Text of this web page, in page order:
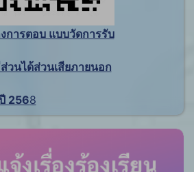
การตอบ แบบวัดการรับ
วนได้ส่วนเสียภายนอก
2568